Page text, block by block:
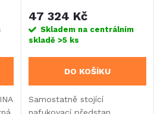
47 324 Kč
Skladem na centrálním
skladě >5 ks
DO KOŠÍKU
Samostatně stojící